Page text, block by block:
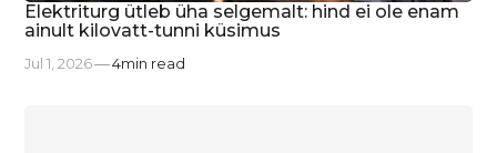
Elektriturg ütleb üha selgemalt: hind ei ole enam
ainult kilovatt-tunni küsimus
Jul 1, 2026 4min read